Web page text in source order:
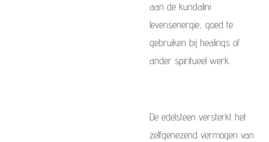
aan de kundalini
levensenergie, goed te
gebruiken bij healings of
ander spiritueel werk.
De edelsteen versterkt het
zelfgenezend vermogen van